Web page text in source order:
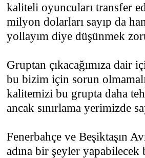
kaliteli oyuncuları transfer
milyon dolarları sayıp da
yollayım diye düşünmek
Gruptan çıkacağımıza dair
bu bizim için sorun
kalitemizi bu grupta daha
ancak sınırlama yerimizde
Fenerbahçe ve Beşiktaşın
adına bir şeyler